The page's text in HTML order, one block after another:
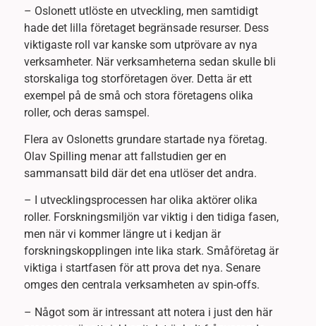
– Oslonett utlöste en utveckling, men samtidigt
hade det lilla företaget begränsade resurser. Dess
viktigaste roll var kanske som utprövare av nya
verksamheter. När verksamheterna sedan skulle bli
storskaliga tog storföretagen över. Detta är ett
exempel på de små och stora företagens olika
roller, och deras samspel.
Flera av Oslonetts grundare startade nya företag.
Olav Spilling menar att fallstudien ger en
sammansatt bild där det ena utlöser det andra.
– I utvecklingsprocessen har olika aktörer olika
roller. Forskningsmiljön var viktig i den tidiga fasen,
men när vi kommer längre ut i kedjan är
forskningskopplingen inte lika stark. Småföretag är
viktiga i startfasen för att prova det nya. Senare
omges den centrala verksamheten av spin-offs.
– Något som är intressant att notera i just den här